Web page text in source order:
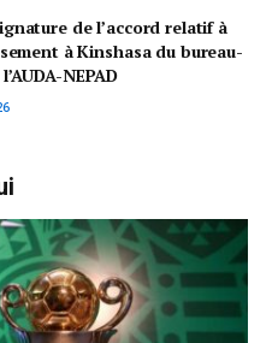
de l’accord relatif à
à Kinshasa du bureau-
NEPAD